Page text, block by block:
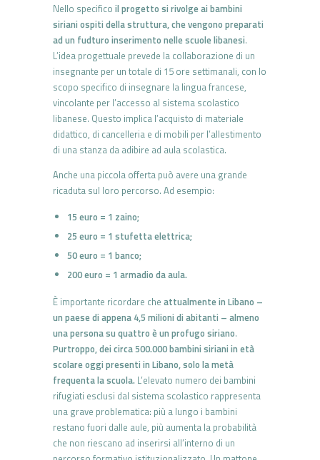
Nello specifico il progetto si rivol­ge ai bambini
siriani ospiti della struttura, che vengono preparati
ad un fudturo inserimento nelle scuole libanesi.
L’idea progettuale prevede la collaborazione di un
insegnante per un totale di 15 ore setti­manali, con lo
scopo specifico di insegnare la lingua francese,
vincolan­te per l’accesso al sistema scolastico
libanese. Questo implica l’acqui­sto di materiale
didattico, di cancelleria e di mobili per l’allestimento
di una stanza da adibire ad aula scolastica.
Anche una piccola offerta può avere una grande
ricaduta sul loro percorso. Ad esempio:
15 euro = 1 zaino;
25 euro = 1 stufetta elettrica;
50 euro = 1 banco;
200 euro = 1 armadio da aula.
È importante ricordare che attualmente in Libano –
un paese di appena 4,5 milioni di abitanti – al­meno
una persona su quattro è un profugo siriano.
Purtroppo, dei circa 500.000 bambini siriani in età
scolare oggi presenti in Libano, solo la metà
frequenta la scuola. L’elevato numero dei bambini
rifu­giati esclusi dal sistema scolastico rappresenta
una grave problemati­ca: più a lungo i bambini
restano fuori dalle aule, più aumenta la probabilità
che non riescano ad inserirsi all’interno di un